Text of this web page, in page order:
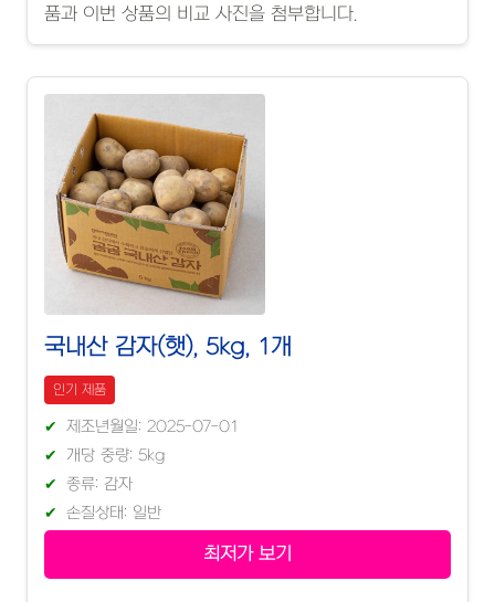
품과 이번 상품의 비교 사진을 첨부합니다.
국내산 감자(햇), 5kg, 1개
인기 제품
제조년월일: 2025-07-01
개당 중량: 5kg
종류: 감자
손질상태: 일반
최저가 보기